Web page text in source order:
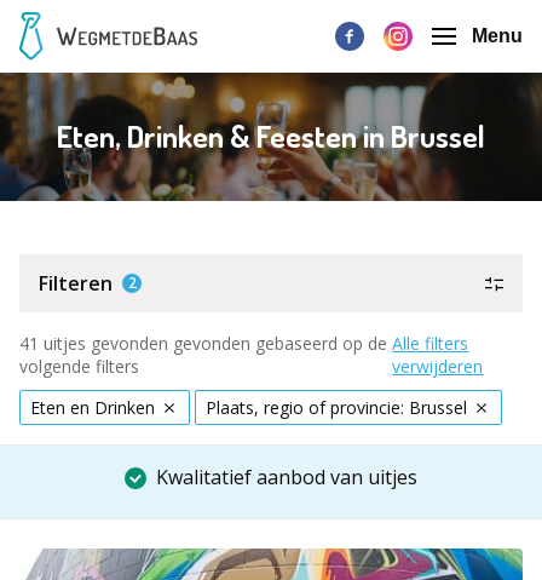
Menu
Eten, Drinken & Feesten in Brussel
Filteren 2
41 uitjes gevonden gevonden gebaseerd op de
volgende filters
Alle filters
verwijderen
Eten en Drinken
Plaats, regio of provincie: Brussel
Kwalitatief aanbod van uitjes